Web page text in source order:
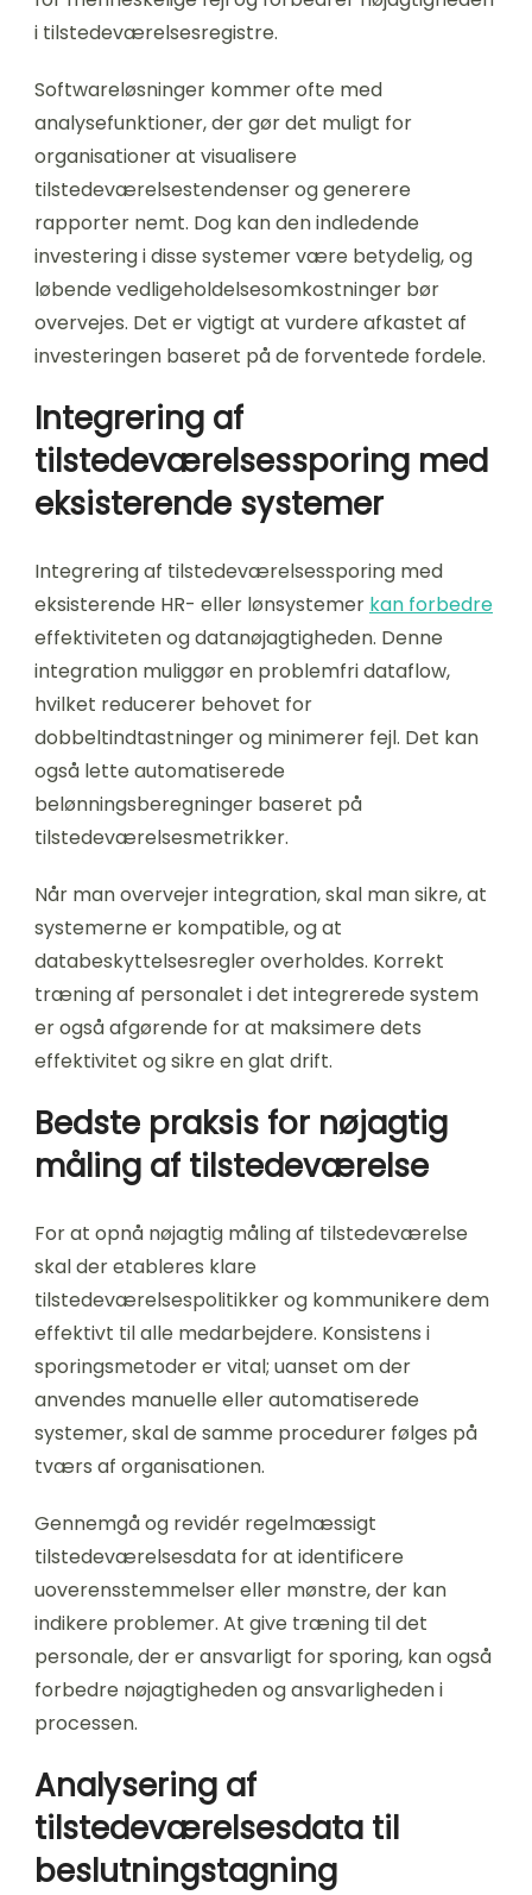
i tilstedeværelsesregistre.
Softwareløsninger kommer ofte med
analysefunktioner, der gør det muligt for
organisationer at visualisere
tilstedeværelsestendenser og generere
rapporter nemt. Dog kan den indledende
investering i disse systemer være betydelig, og
løbende vedligeholdelsesomkostninger bør
overvejes. Det er vigtigt at vurdere afkastet af
investeringen baseret på de forventede fordele.
Integrering af
tilstedeværelsessporing med
eksisterende systemer
Integrering af tilstedeværelsessporing med
eksisterende HR- eller lønsystemer kan forbedre
effektiviteten og datanøjagtigheden. Denne
integration muliggør en problemfri dataflow,
hvilket reducerer behovet for
dobbeltindtastninger og minimerer fejl. Det kan
også lette automatiserede
belønningsberegninger baseret på
tilstedeværelsesmetrikker.
Når man overvejer integration, skal man sikre, at
systemerne er kompatible, og at
databeskyttelsesregler overholdes. Korrekt
træning af personalet i det integrerede system
er også afgørende for at maksimere dets
effektivitet og sikre en glat drift.
Bedste praksis for nøjagtig
måling af tilstedeværelse
For at opnå nøjagtig måling af tilstedeværelse
skal der etableres klare
tilstedeværelsespolitikker og kommunikere dem
effektivt til alle medarbejdere. Konsistens i
sporingsmetoder er vital; uanset om der
anvendes manuelle eller automatiserede
systemer, skal de samme procedurer følges på
tværs af organisationen.
Gennemgå og revidér regelmæssigt
tilstedeværelsesdata for at identificere
uoverensstemmelser eller mønstre, der kan
indikere problemer. At give træning til det
personale, der er ansvarligt for sporing, kan også
forbedre nøjagtigheden og ansvarligheden i
processen.
Analysering af
tilstedeværelsesdata til
beslutningstagning